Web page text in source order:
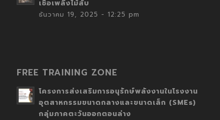
เชื้อเพลิงไม้สับ
ธันวาคม 19, 2025 - 12:25 pm
FREE TRAINING ZONE
โครงการส่งเสริมการอนุรักษ์พลังงานในโรงงาน
อุตสาหกรรมขนาดกลางและขนาดเล็ก (SMEs)
กลุ่มภาคตะวันออกตอนล่าง